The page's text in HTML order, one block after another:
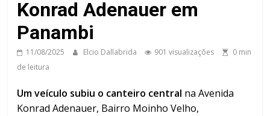
Konrad Adenauer em
Panambi
11/08/2025 Elcio Dallabrida 901 visualizações
0 min
de leitura
Um veículo subiu o canteiro central na Avenida
Konrad Adenauer, Bairro Moinho Velho,